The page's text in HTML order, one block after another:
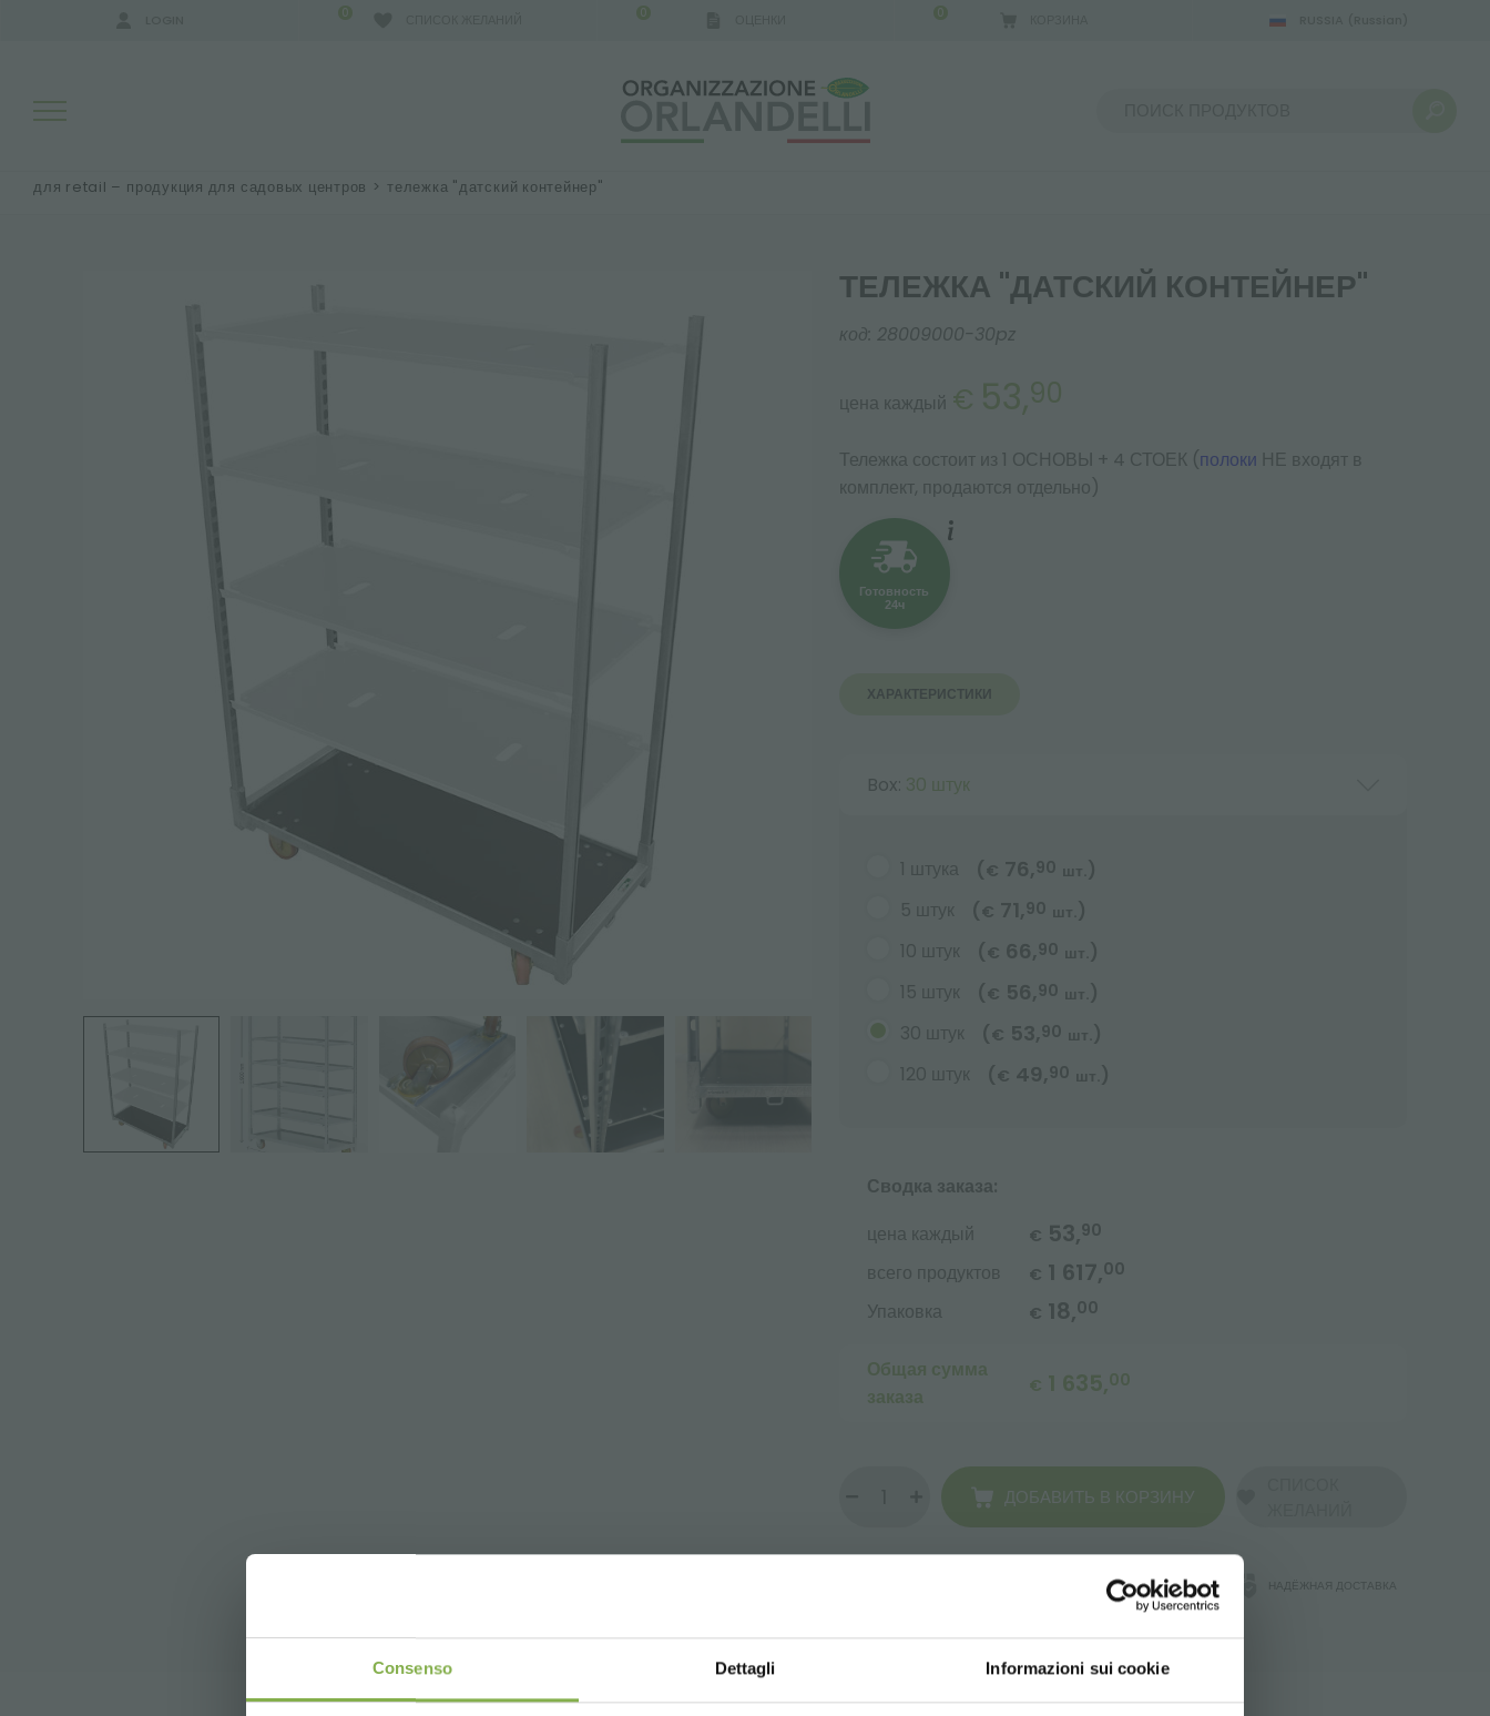
Consenso Dettagli Informazioni sui cookie
0 0 0
для retail – продукция для садовых центров > тележка "датский контейнер"
ТЕЛЕЖКА "ДАТСКИЙ КОНТЕЙНЕР"
код: 28009000-30pz
цена каждый € 53,90
Тележка состоит из 1 ОСНОВЫ + 4 СТОЕК (полоки НЕ входят в
комплект, продаются отдельно)
Готовность
24ч
ХАРАКТЕРИСТИКИ
Box: 30 штук
1 штука ( € 76, 90 шт. )
5 штук
( € 71, 90 шт. )
10 штук
( € 66, 90 шт. )
15 штук
( € 56, 90 шт. )
30 штук
( € 53, 90 шт. )
120 штук
( € 49, 90 шт. )
Сводка заказа:
цена каждый
€ 53,90
всего продуктов € 1 617,00
Упаковка € 18,00
Общая сумма
заказа
€ 1 635,00
ДОБАВИТЬ В КОРЗИНУ
ГАРАНТИЯ ОРЛАНДЕЛЛИ НАДЁЖНАЯ ДОСТАВКА
СКАЧАТЬ ТЕХНИЧЕСКИЙ